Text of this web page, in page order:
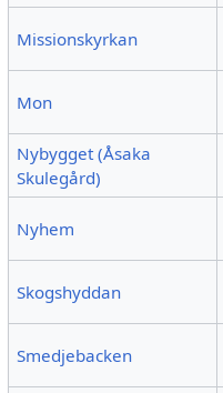
Missionskyrkan
Mon
Nybygget (Åsaka
Skulegård)
Nyhem
Skogshyddan
Smedjebacken